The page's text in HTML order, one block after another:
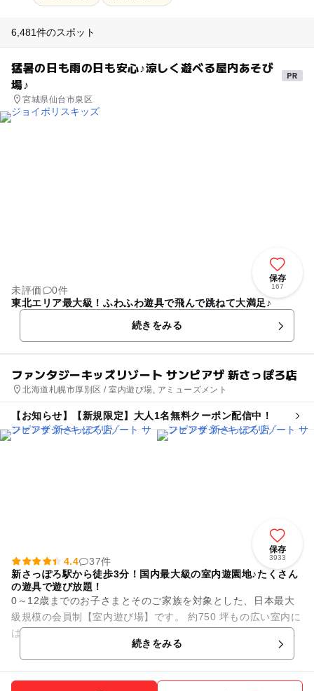
6,481件のスポット
猛暑の日も雨の日も安心♪涼しく遊べる屋内あそび
場♪
宮城県仙台市泉区
保存
167
未評価
0件
東北エリア最大級！ふわふわ遊具で飛んで跳ねて大満足♪
続きをみる
ファンタジーキッズリゾート サンピアザ 新さっぽろ店
北海道札幌市厚別区 / 室内遊び場, アミューズメント
【お知らせ】【新規限定】大人1名無料クーポン配信中！
保存
3933
4.4
37件
新さっぽろ駅から徒歩3分！国内最大級の室内遊園地♪たくさん
の遊具で遊び放題！
0～12歳までのお子さまとそのご家族を対象とした、日本最大
級規模の会員制【室内遊び場】です。 約750 坪もの広い室内に
は、大人も一緒に遊べる滑り台などのふわふわ遊具や、さまざ
続きをみる